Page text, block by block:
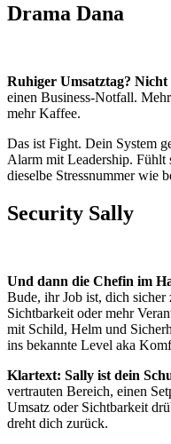
Drama Dana
Ruhiger Umsatztag?
einen Business-Notfall.
mehr Kaffee.
Das ist Fight. Dein System
Alarm mit Leadership. Fühlt
dieselbe Stressnummer wie
Security Sally
Und dann die Chefin im
Bude, ihr Job ist, dich sicher
Sichtbarkeit oder mehr
mit Schild, Helm und
ins bekannte Level aka
Klartext: Sally ist dein
vertrauten Bereich, einen
Umsatz oder Sichtbarkeit
dreht dich zurück.